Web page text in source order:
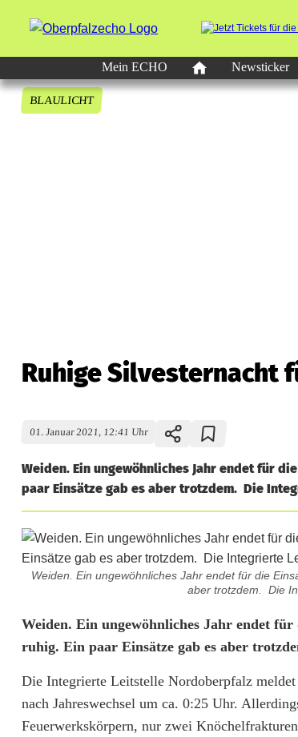
Mein ECHO
Newsticker
BLAULICHT
Ruhige Silvesternacht
01. Januar 2021, 12:41 Uhr
Weiden. Ein ungewöhnliches Jahr endet für
paar Einsätze gab es aber trotzdem. Die
Weiden. Ein ungewöhnliches Jahr endet für die
aber trotzdem. Die
R
u
h
i
Weiden. Ein ungewöhnliches Jahr endet
ruhig. Ein paar Einsätze gab es aber
Die Integrierte Leitstelle Nordoberpfalz
nach Jahreswechsel um ca. 0:25 Uhr.
Feuerwerkskörpern, nur zwei